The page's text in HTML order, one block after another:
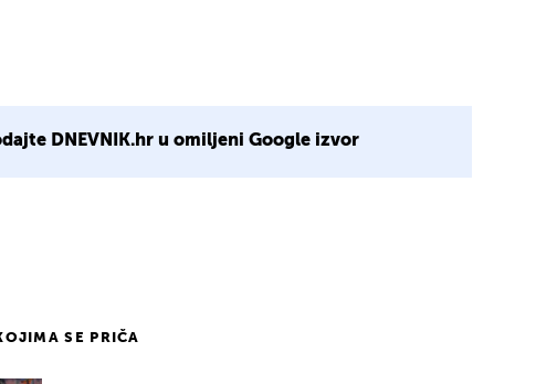
DNEVNIK.hr u omiljeni Google izvor
SE PRIČA